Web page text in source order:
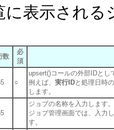
に表示され
数
必
須
○
upsert()コールの外部IDとし
例えば、 実行IDと処理日時
します。
ジョブの名称を入力します。
ジョブ管理画面では、入力
す。